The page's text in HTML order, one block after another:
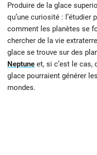
Produire de la glace
qu’une curiosité : l’étudier
comment les planètes se
chercher de la vie
glace se trouve sur des
Neptune et, si c’est le cas,
glace pourraient générer
mondes.